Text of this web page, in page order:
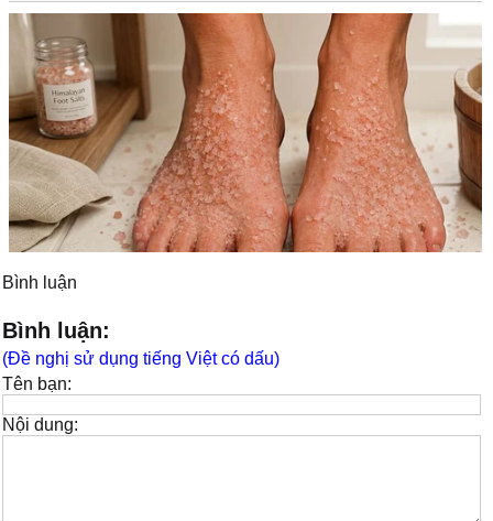
Bình luận
Bình luận:
(Đề nghị sử dụng tiếng Việt có dấu)
Tên bạn:
Nội dung: